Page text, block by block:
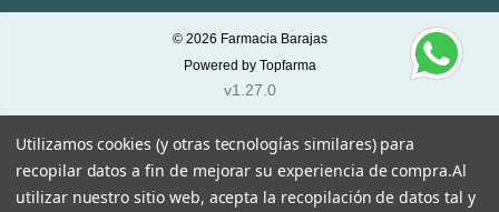
© 2026 Farmacia Barajas
Powered by Topfarma
v1.27.0
Utilizamos cookies (y otras tecnologías similares) para
recopilar datos a fin de mejorar su experiencia de compra.Al
utilizar nuestro sitio web, acepta la recopilación de datos tal y